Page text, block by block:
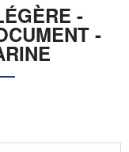
-
-